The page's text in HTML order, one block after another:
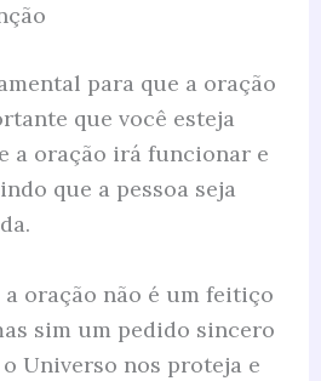
para que a oração
que você esteja
a oração irá funcionar e
que a pessoa seja
a oração não é um feitiço
sim um pedido sincero
Universo nos proteja e